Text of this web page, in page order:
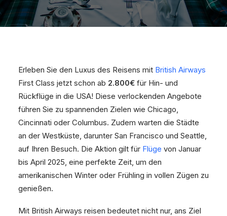
Erleben Sie den Luxus des Reisens mit British Airways
First Class jetzt schon ab 2.800€ für Hin- und
Rückflüge in die USA! Diese verlockenden Angebote
führen Sie zu spannenden Zielen wie Chicago,
Cincinnati oder Columbus. Zudem warten die Städte
an der Westküste, darunter San Francisco und Seattle,
auf Ihren Besuch. Die Aktion gilt für Flüge von Januar
bis April 2025, eine perfekte Zeit, um den
amerikanischen Winter oder Frühling in vollen Zügen zu
genießen.
Mit British Airways reisen bedeutet nicht nur, ans Ziel